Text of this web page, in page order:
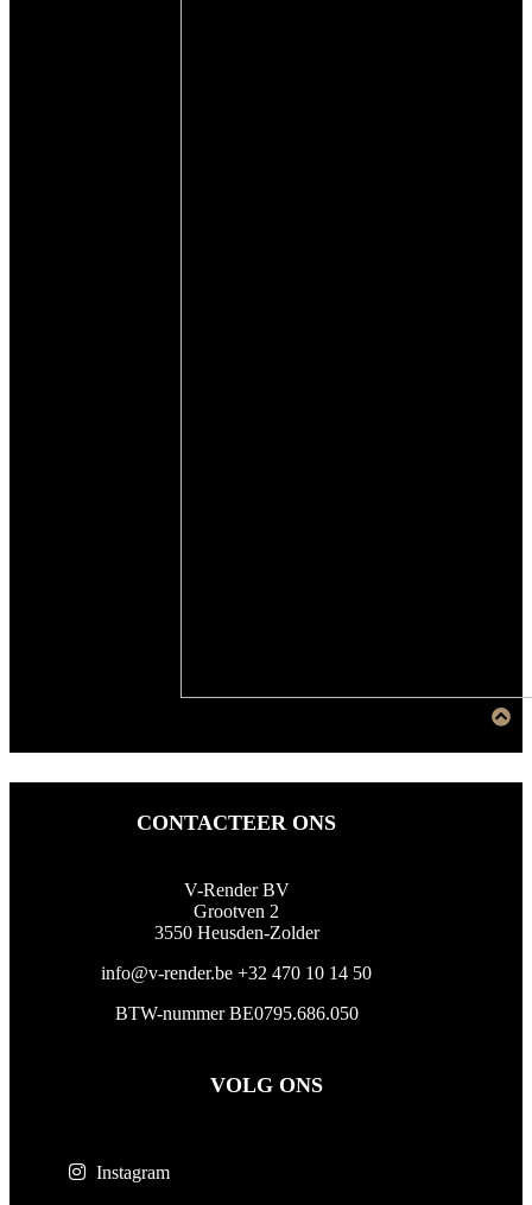
CONTACTEER ONS
V-Render BV
Grootven 2
3550 Heusden-Zolder
info@v-render.be +32 470 10 14 50
BTW-nummer BE0795.686.050
VOLG ONS
Instagram